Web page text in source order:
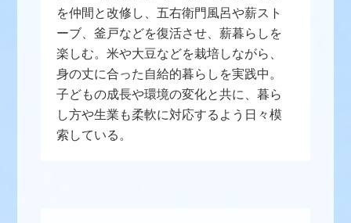
を仲間と改修し、五右衛門風呂や薪スト
ーブ、釜戸などを復活させ、薪暮らしを
楽しむ。米や大豆などを栽培しながら、
身の丈に合った自給的暮らしを実践中。
子どもの成長や環境の変化と共に、暮ら
し方や生業も柔軟に対応するよう日々模
索している。